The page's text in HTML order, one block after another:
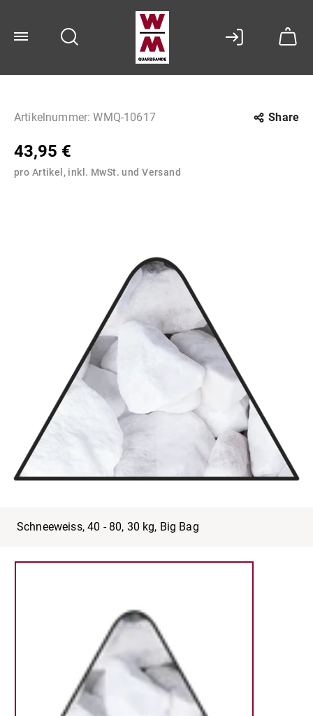
Artikelnummer: WMQ-10617 Share
43,95 €
pro Artikel, inkl. MwSt. und Versand
Schneeweiss, 40 - 80, 30 kg, Big Bag